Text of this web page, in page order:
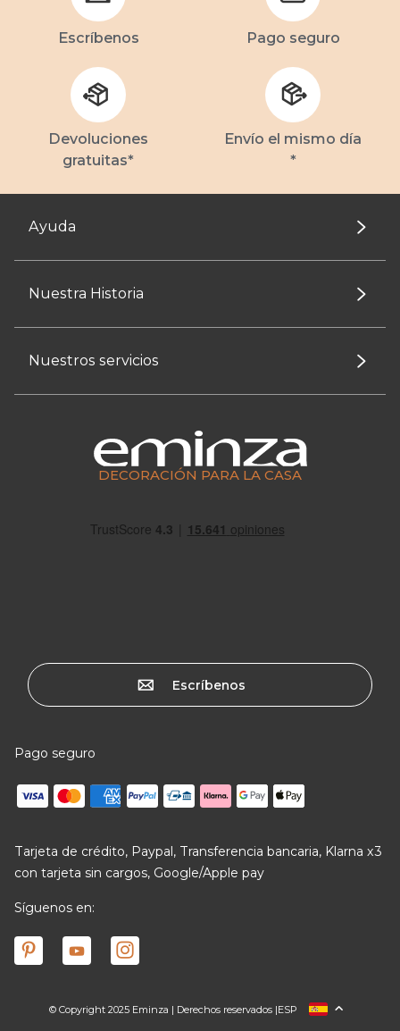
Escríbenos Pago seguro
Devoluciones
gratuitas*
Envío el mismo día
*
Ayuda
Nuestra Historia
Nuestros servicios
DECORACIÓN PARA LA CASA
Escríbenos
Pago seguro
Tarjeta de crédito, Paypal, Transferencia bancaria, Klarna x3
con tarjeta sin cargos, Google/Apple pay
Síguenos en:
© Copyright 2025 Eminza | Derechos reservados |
FRANCIAESP